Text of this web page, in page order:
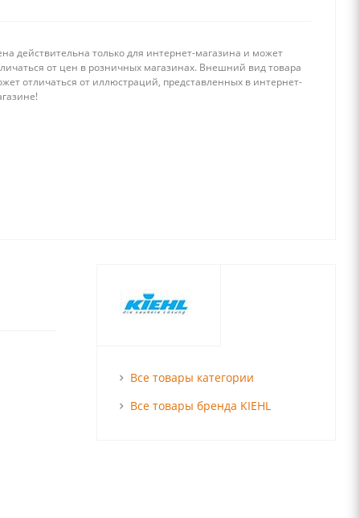
действительна только для интернет-магазина и может
от цен в розничных магазинах. Внешний вид товара
отличаться от иллюстраций, представленных в интернет-
Все товары категории
Все товары бренда KIEHL